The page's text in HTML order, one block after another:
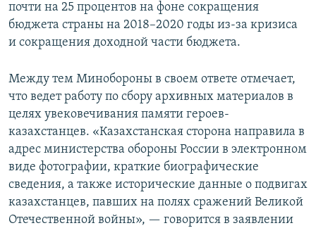
почти на 25 процентов на фоне сокращения
бюджета страны на 2018–2020 годы из-за кризиса
и сокращения доходной части бюджета.
Между тем Минобороны в своем ответе отмечает,
что ведет работу по сбору архивных материалов в
целях увековечивания памяти героев-
казахстанцев. «Казахстанская сторона направила в
адрес министерства обороны России в электронном
виде фотографии, краткие биографические
сведения, а также исторические данные о подвигах
казахстанцев, павших на полях сражений Великой
Отечественной войны», — говорится в заявлении